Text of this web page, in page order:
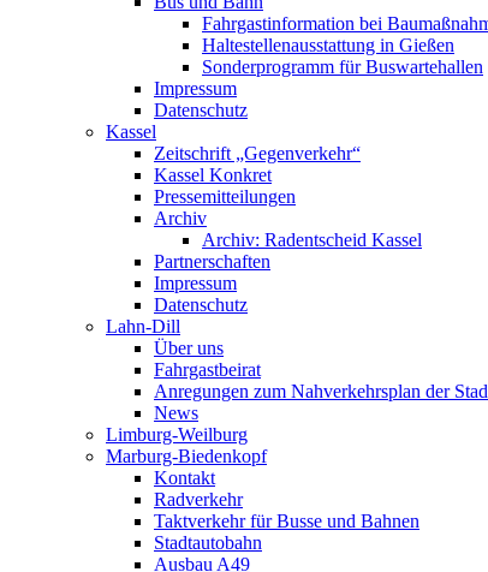
Fahrgastinformation bei
Haltestellenausstattung in Gießen
Sonderprogramm für Buswartehallen
Impressum
Datenschutz
Kassel
Zeitschrift „Gegenverkehr“
Kassel Konkret
Pressemitteilungen
Archiv
Archiv: Radentscheid Kassel
Partnerschaften
Impressum
Datenschutz
Lahn-Dill
Über uns
Fahrgastbeirat
Anregungen zum Nahverkehrsplan der
News
Limburg-Weilburg
Marburg-Biedenkopf
Kontakt
Radverkehr
Taktverkehr für Busse und Bahnen
Stadtautobahn
Ausbau A49